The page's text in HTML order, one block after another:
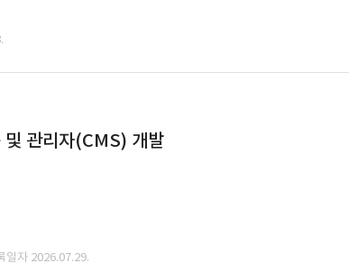
및 관리자(CMS) 개발
일자 2026.07.29.